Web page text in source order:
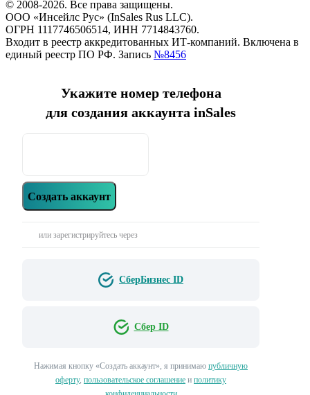
© 2008-2026. Все права защищены.
ООО «Инсейлс Рус» (InSales Rus LLC).
ОГРН 1117746506514, ИНН 7714843760.
Входит в реестр аккредитованных ИТ-компаний. Включена в
единый реестр ПО РФ. Запись №8456
Укажите номер телефона
для создания аккаунта inSales
Создать аккаунт
или зарегистрируйтесь через
СберБизнес ID
Сбер ID
Нажимая кнопку «‎Создать аккаунт»‎, я принимаю публичную
оферту, пользовательское соглашение и политику